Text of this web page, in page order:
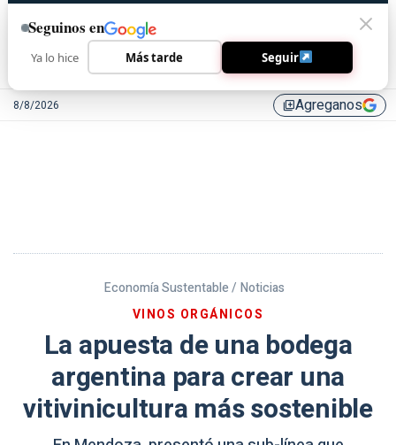
8/8/2026 library_addAgreganos
Economía Sustentable / Noticias
VINOS ORGÁNICOS
La apuesta de una bodega
argentina para crear una
vitivinicultura más sostenible
Seguinos en
Ya lo hice Más tarde Seguir